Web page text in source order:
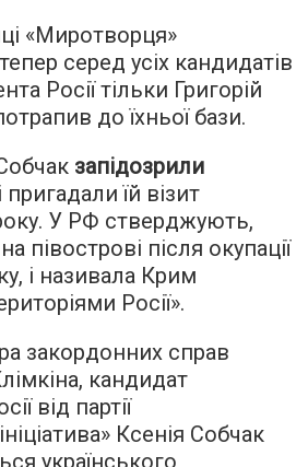
«Миротворця»
серед усіх кандидатів
Росії тільки Григорій
до їхньої бази.
запідозрили
пригадали їй візит
У РФ стверджують,
півострові після окупації
і називала Крим
Росії».
закордонних справ
кандидат
від партії
Ксенія Собчак
українського